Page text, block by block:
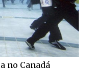
no Canadá